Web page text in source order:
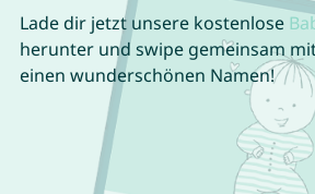
Lade dir jetzt unsere kostenlose
herunter und swipe gemeinsam
einen wunderschönen Namen!